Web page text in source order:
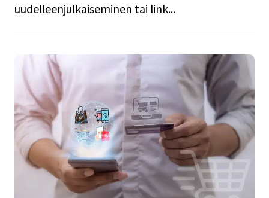
uudelleenjulkaiseminen tai link...